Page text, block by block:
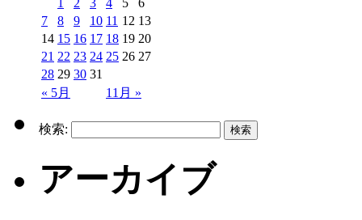
« 5月 11月 »
7
8 9 10 11 12 13
14 15 16 17 18 19 20
21 22 23 24 25 26 27
28 29 30 31
検索:
アーカイブ